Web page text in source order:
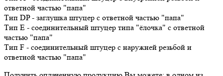
ответной частью "папа"
Тип DP - заглушка штуцер с ответной частью "папа"
Тип Е - соединительный штуцер типа "ёлочка" с ответной
частью "папа"
Тип F - соединительный штуцер с наружней резьбой и
ответной частью "папа"